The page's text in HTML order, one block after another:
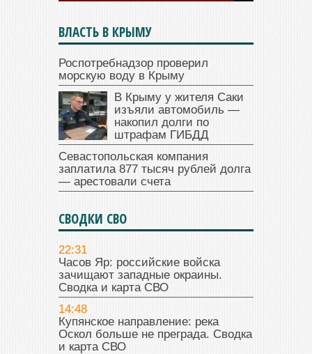
ВЛАСТЬ В КРЫМУ
Роспотребнадзор проверил
морскую воду в Крыму
В Крыму у жителя Саки
изъяли автомобиль —
накопил долги по
штрафам ГИБДД
Севастопольская компания
заплатила 877 тысяч рублей долга
— арестовали счета
СВОДКИ СВО
22:31
Часов Яр: российские войска
зачищают западные окраины.
Сводка и карта СВО
14:48
Купянское направление: река
Оскол больше не преграда. Сводка
и карта СВО